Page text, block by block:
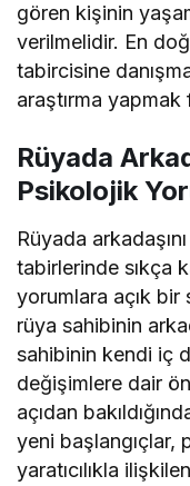
gören kişinin
verilmelidir. En
tabircisine
araştırma yapmak
Rüyada
Psikolojik
Rüyada
tabirlerinde sıkça
yorumlara açık
rüya sahibinin
sahibinin kendi iç
değişimlere dair
açıdan
yeni başlangıçlar,
yaratıcılıkla